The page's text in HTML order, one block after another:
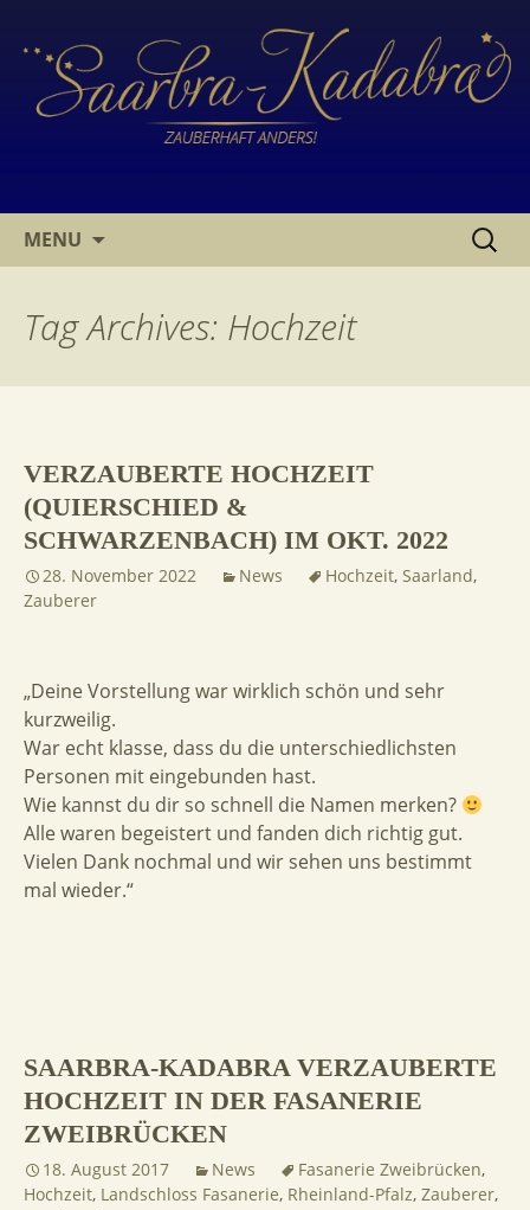
MENU
NACH:
Tag Archives: Hochzeit
VERZAUBERTE HOCHZEIT
(QUIERSCHIED &
SCHWARZENBACH) IM OKT. 2022
28. November 2022 News Hochzeit, Saarland,
Zauberer
„Deine Vorstellung war wirklich schön und sehr
kurzweilig.
War echt klasse, dass du die unterschiedlichsten
Personen mit eingebunden hast.
Wie kannst du dir so schnell die Namen merken?
Alle waren begeistert und fanden dich richtig gut.
Vielen Dank nochmal und wir sehen uns bestimmt
mal wieder.“
SAARBRA-KADABRA VERZAUBERTE
HOCHZEIT IN DER FASANERIE
ZWEIBRÜCKEN
18. August 2017 News Fasanerie Zweibrücken,
Hochzeit, Landschloss Fasanerie, Rheinland-Pfalz, Zauberer,